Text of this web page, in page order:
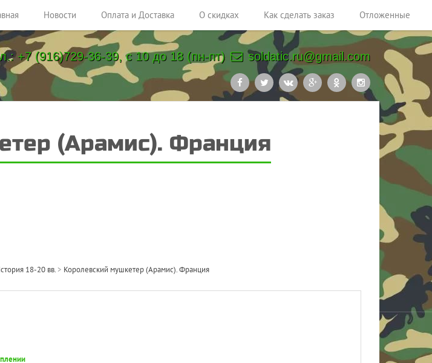
Новости Оплата и Доставка О скидках Как сделать заказ Отложенные
+7 (916)729-36-39, с 10 до 18 (пн-пт) soldatic.ru@gmail.com
(Арамис). Франция
18-20 вв.> Королевский мушкетер (Арамис). Франция